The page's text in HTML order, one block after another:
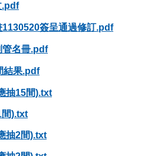
.pdf
1130520簽呈通過修訂.pdf
管名冊.pdf
結果.pdf
抽15間).txt
).txt
抽2間).txt